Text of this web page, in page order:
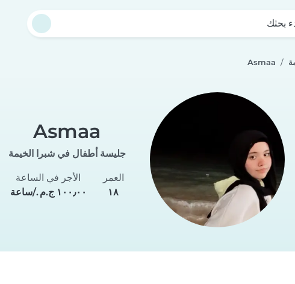
بحثك
Asmaa
Asmaa
جليسة أطفال في شبرا الخيمة
العمر
١٨
الأجر في الساعة